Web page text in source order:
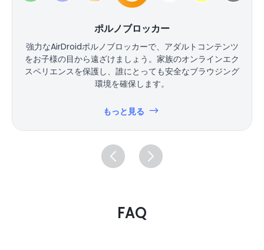
ポルノブロッカー
強力なAirDroidポルノブロッカーで、アダルトコンテンツ
をお子様の目から遠ざけましょう。家族のオンラインエク
スペリエンスを保護し、誰にとっても安全なブラウジング
環境を確保します。
もっと見る
FAQ